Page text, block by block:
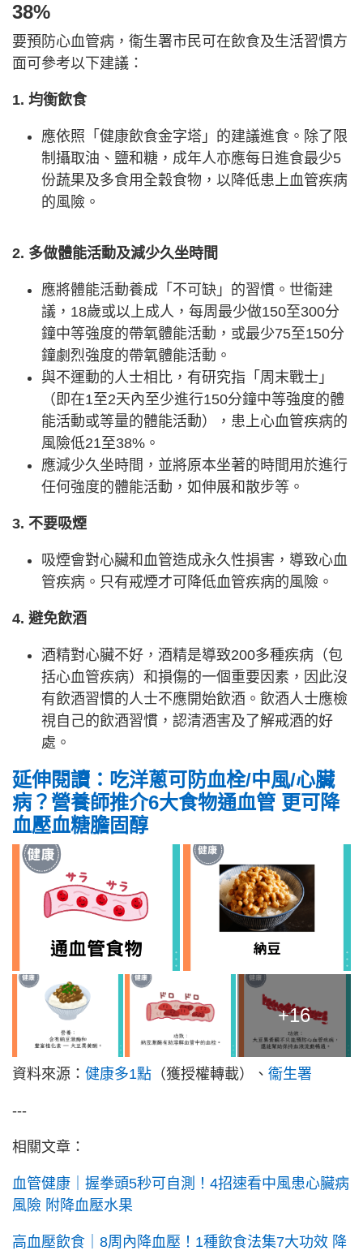
38%
要預防心血管病，衞生署市民可在飲食及生活習慣方
面可參考以下建議：
1. 均衡飲食
應依照「健康飲食金字塔」的建議進食。除了限
制攝取油、鹽和糖，成年人亦應每日進食最少5
份蔬果及多食用全穀食物，以降低患上血管疾病
的風險。
2. 多做體能活動及減少久坐時間
應將體能活動養成「不可缺」的習慣。世衞建
議，18歲或以上成人，每周最少做150至300分
鐘中等強度的帶氧體能活動，或最少75至150分
鐘劇烈強度的帶氧體能活動。
與不運動的人士相比，有研究指「周末戰士」
（即在1至2天內至少進行150分鐘中等強度的體
能活動或等量的體能活動），患上心血管疾病的
風險低21至38%。
應減少久坐時間，並將原本坐著的時間用於進行
任何強度的體能活動，如伸展和散步等。
3. 不要吸煙
吸煙會對心臟和血管造成永久性損害，導致心血
管疾病。只有戒煙才可降低血管疾病的風險。
4. 避免飲酒
酒精對心臟不好，酒精是導致200多種疾病（包
括心血管疾病）和損傷的一個重要因素，因此沒
有飲酒習慣的人士不應開始飲酒。飲酒人士應檢
視自己的飲酒習慣，認清酒害及了解戒酒的好
處。
延伸閱讀：吃洋蔥可防血栓/中風/心臟
病？營養師推介6大食物通血管 更可降
血壓血糖膽固醇
+16
資料來源： 健康多1點 （獲授權轉載）、 衞生署
---
相關文章：
血管健康｜握拳頭5秒可自測！4招速看中風患心臟病
風險 附降血壓水果
高血壓飲食｜8周內降血壓！1種飲食法集7大功效 降